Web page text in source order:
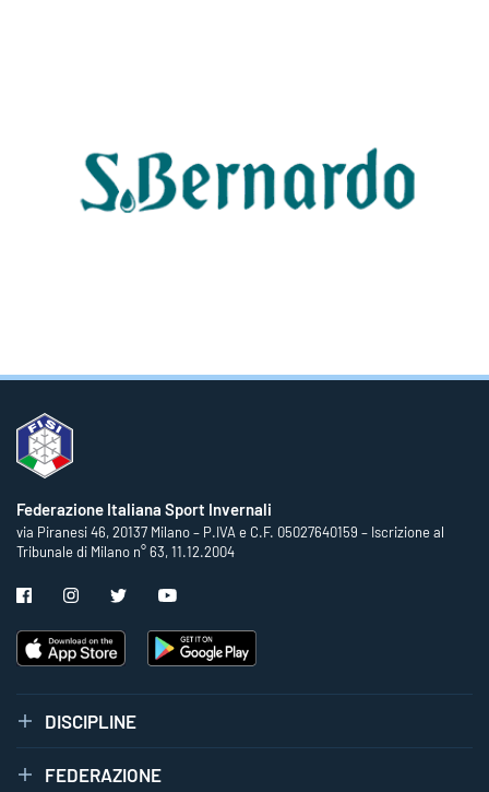
Federazione Italiana Sport Invernali
via Piranesi 46, 20137 Milano – P.IVA e C.F. 05027640159 – Iscrizione al
Tribunale di Milano n° 63, 11.12.2004
DISCIPLINE
FEDERAZIONE